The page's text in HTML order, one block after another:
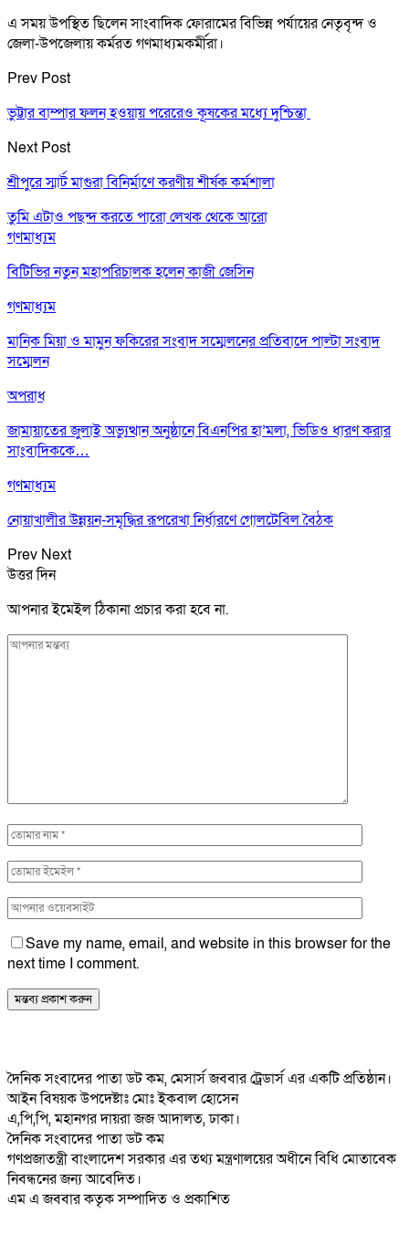
এ সময় উপস্থিত ছিলেন সাংবাদিক ফোরামের বিভিন্ন পর্যায়ের নেতৃবৃন্দ ও
জেলা-উপজেলায় কর্মরত গণমাধ্যমকর্মীরা।
Prev Post
ভুট্টার বাম্পার ফলন হওয়ায় পরেরেও কূষকের মধ্যে দুশ্চিন্তা ‌
Next Post
শ্রীপুরে স্মার্ট মাগুরা বিনির্মাণে করণীয় শীর্ষক কর্মশালা
তুমি এটাও পছন্দ করতে পারোলেখক থেকে আরো
গণমাধ্যম
বিটিভির নতুন মহাপরিচালক হলেন কাজী জেসিন
গণমাধ্যম
মানিক মিয়া ও মামুন ফকিরের সংবাদ সম্মেলনের প্রতিবাদে পাল্টা সংবাদ
সম্মেলন
অপরাধ
জামায়াতের জুলাই অভ্যুত্থান অনুষ্ঠানে বিএনপির হা’মলা, ভিডিও ধারণ করার
সাংবাদিককে…
গণমাধ্যম
নোয়াখালীর উন্নয়ন-সমৃদ্ধির রূপরেখা নির্ধারণে গোলটেবিল বৈঠক
Prev Next
উত্তর দিন
আপনার ইমেইল ঠিকানা প্রচার করা হবে না.
Save my name, email, and website in this browser for the
next time I comment.
দৈনিক সংবাদের পাতা ডট কম, মেসার্স জববার ট্রেডার্স এর একটি প্রতিষ্ঠান।
আইন বিষয়ক উপদেষ্টাঃ মোঃ ইকবাল হোসেন
এ,পি,পি, মহানগর দায়রা জজ আদালত, ঢাকা।
দৈনিক সংবাদের পাতা ডট কম
গণপ্রজাতন্ত্রী বাংলাদেশ সরকার এর তথ্য মন্ত্রণালয়ের অধীনে বিধি মোতাবেক
নিবন্ধনের জন্য আবেদিত।
এম এ জববার কতৃক সম্পাদিত ও প্রকাশিত